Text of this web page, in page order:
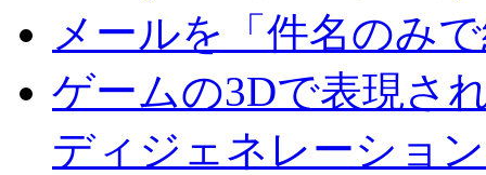
メールを「件名のみ
ゲームの3Dで表現さ
ディジェネレーショ